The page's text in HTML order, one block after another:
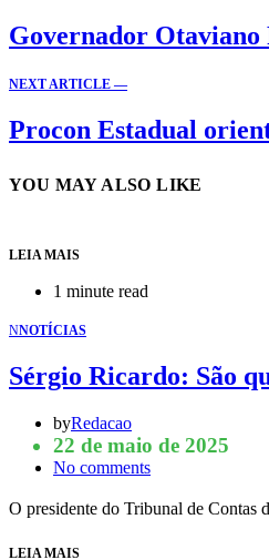
Governador Otaviano
NEXT ARTICLE —
Procon Estadual
YOU MAY ALSO LIKE
LEIA MAIS
1 minute read
NNOTÍCIAS
Sérgio Ricardo: São
byRedacao
22 de maio de 2025
No comments
O presidente do Tribunal de
LEIA MAIS